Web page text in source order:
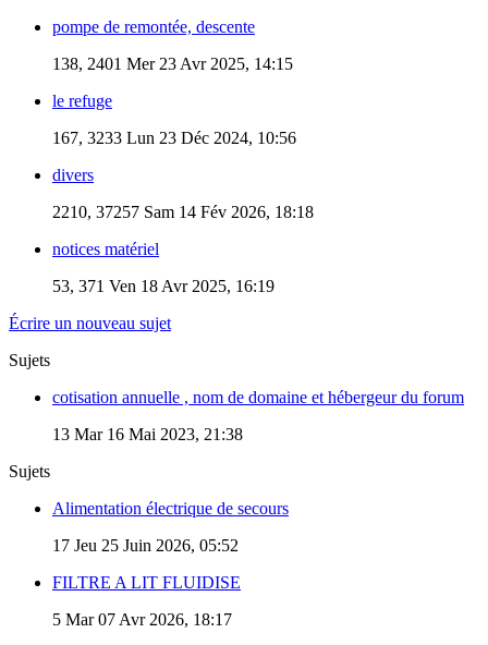
pompe de remontée, descente
138, 2401 Mer 23 Avr 2025, 14:15
le refuge
167, 3233 Lun 23 Déc 2024, 10:56
divers
2210, 37257 Sam 14 Fév 2026, 18:18
notices matériel
53, 371 Ven 18 Avr 2025, 16:19
Écrire un nouveau sujet
Sujets
cotisation annuelle , nom de domaine et hébergeur du forum
13 Mar 16 Mai 2023, 21:38
Sujets
Alimentation électrique de secours
17 Jeu 25 Juin 2026, 05:52
FILTRE A LIT FLUIDISE
5 Mar 07 Avr 2026, 18:17